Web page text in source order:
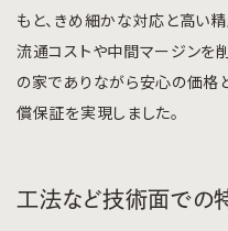
もと、きめ細かな対応と高い
流通コストや中間マージンを
の家でありながら安心の価格
償保証を実現しました。
工法など技術面での